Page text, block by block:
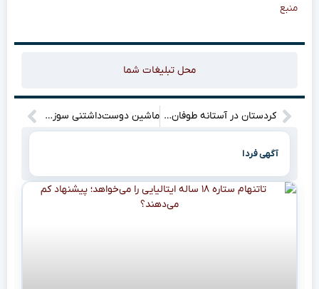
منبع
محل تبلیغات شما
کردستان در آستانه طوفان؟ جلسه حیاتی محیط زیست برای نجات! ماشین دوست‌داشتنی سوزوکی به ناوگان پلیس استرالیا پیوست؛ اما نه برای تعقیب‌و‌گریز!
آگهی فردا